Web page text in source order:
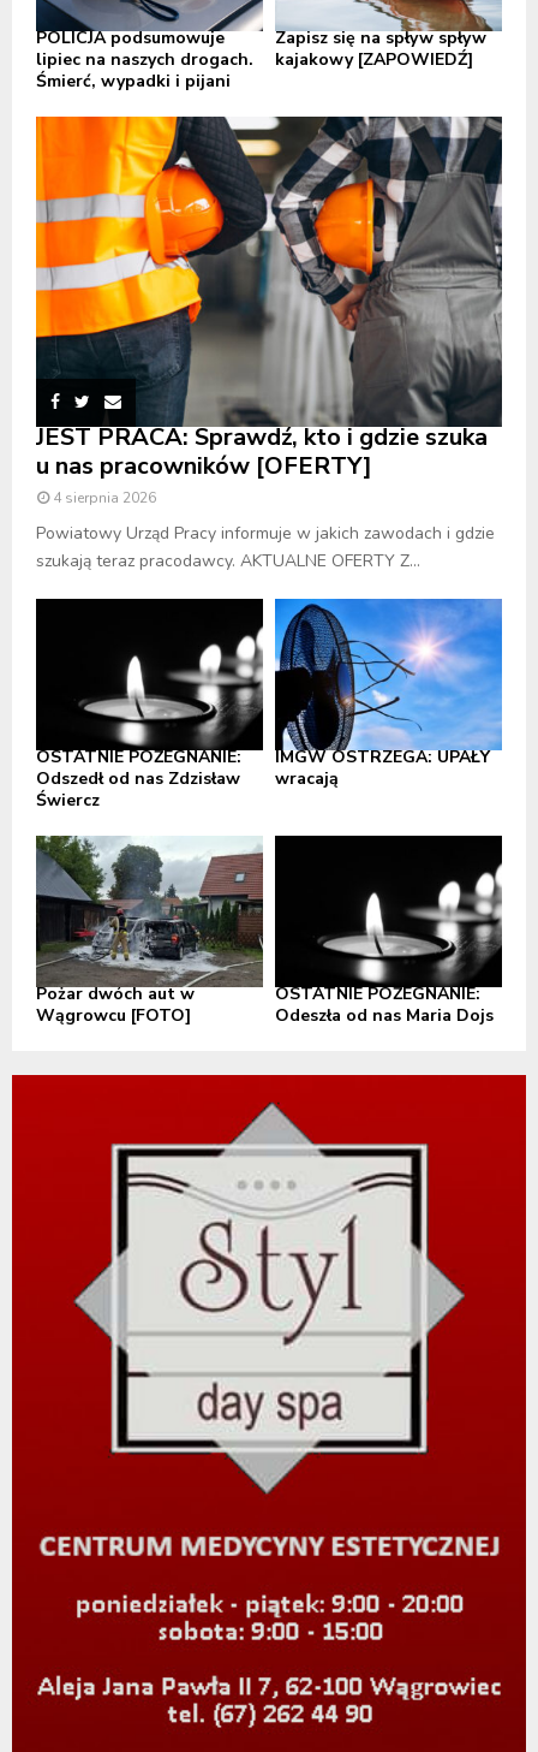
POLICJA podsumowuje
lipiec na naszych drogach.
Śmierć, wypadki i pijani
Zapisz się na spływ spływ
kajakowy [ZAPOWIEDŹ]
JEST PRACA: Sprawdź, kto i gdzie szuka
u nas pracowników [OFERTY]
4 sierpnia 2026
Powiatowy Urząd Pracy informuje w jakich zawodach i gdzie
szukają teraz pracodawcy. AKTUALNE OFERTY Z...
OSTATNIE POŻEGNANIE:
Odszedł od nas Zdzisław
Świercz
IMGW OSTRZEGA: UPAŁY
wracają
Pożar dwóch aut w
Wągrowcu [FOTO]
OSTATNIE POŻEGNANIE:
Odeszła od nas Maria Dojs